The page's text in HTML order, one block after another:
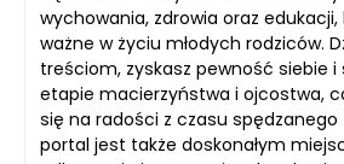
wychowania, zdrowia oraz
ważne w życiu młodych rodziców.
treściom, zyskasz pewność siebie i
etapie macierzyństwa i ojcostwa,
się na radości z czasu spędzanego
portal jest także doskonałym